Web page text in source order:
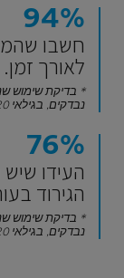
94%
חשבו
לאורך זמן.
נבדקים, בגילאי 63-20, במשך 4 שבועות.
76%
העידו
הגירוד
נבדקים, בגילאי 63-20, במשך 4 שבועות.